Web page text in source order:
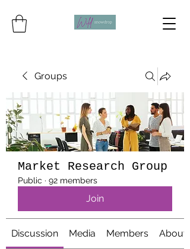
Groups
Market Research Group
Public · 92 members
Join
Discussion Media Members About